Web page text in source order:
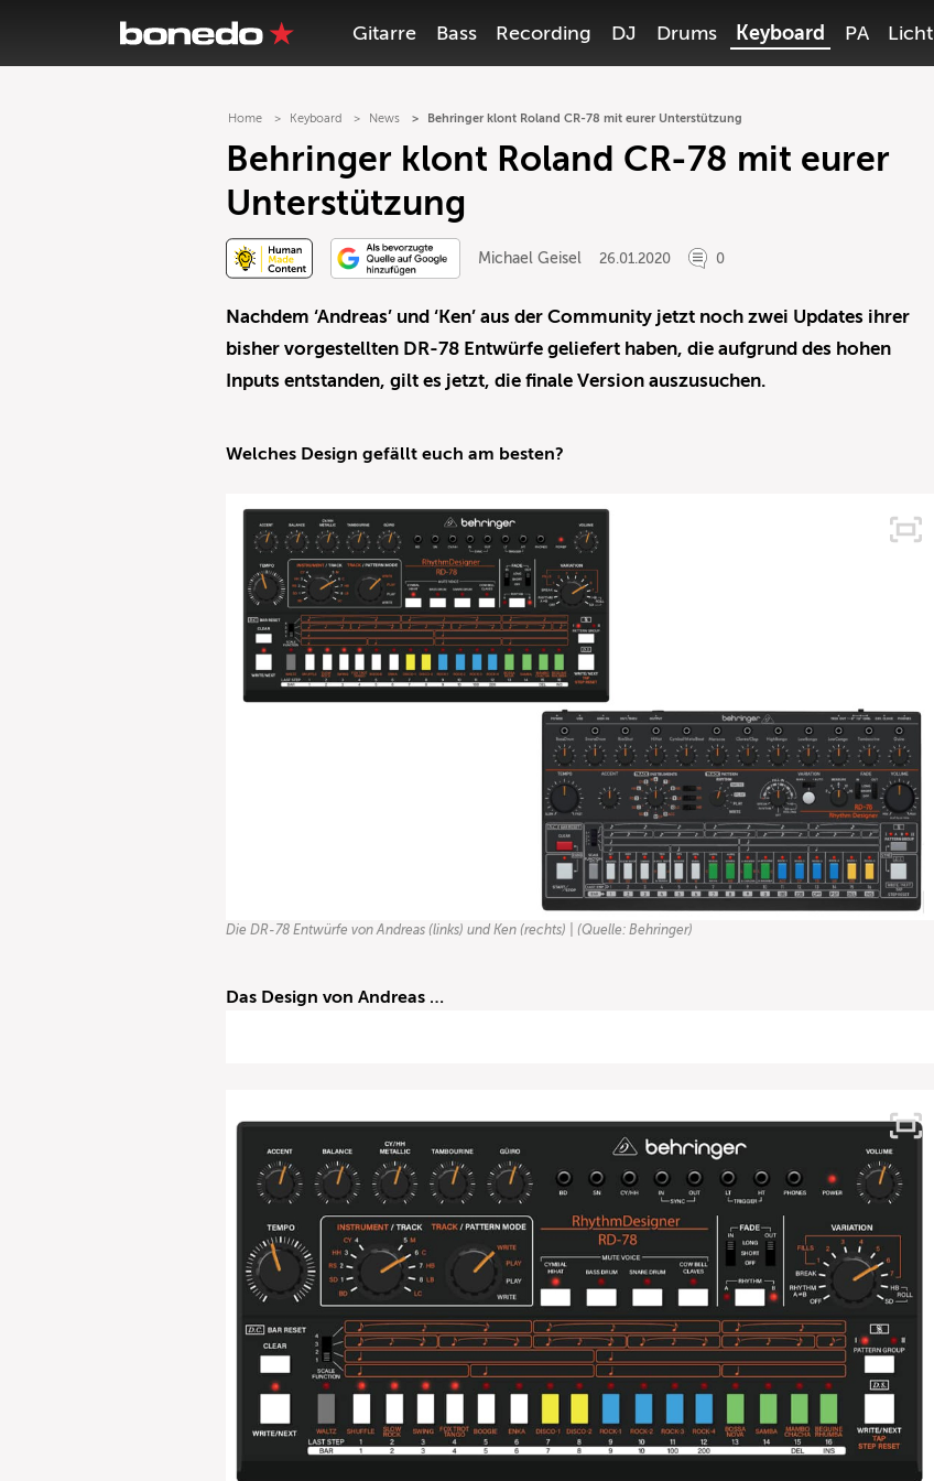
Gitarre Bass Recording DJ Drums Keyboard PA Licht
Home Keyboard News Behringer klont Roland CR-78 mit eurer Unterstützung
Behringer klont Roland CR-78 mit eurer
Unterstützung
Michael Geisel 26.01.2020 0
Nachdem ‘Andreas’ und ‘Ken’ aus der Community jetzt noch zwei Updates ihrer
bisher vorgestellten DR-78 Entwürfe geliefert haben, die aufgrund des hohen
Inputs entstanden, gilt es jetzt, die finale Version auszusuchen.
Welches Design gefällt euch am besten?
Die DR-78 Entwürfe von Andreas (links) und Ken (rechts) | (Quelle: Behringer)
Das Design von Andreas …